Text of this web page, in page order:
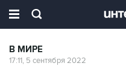
В МИРЕ
17:11, 5 сентября 2022